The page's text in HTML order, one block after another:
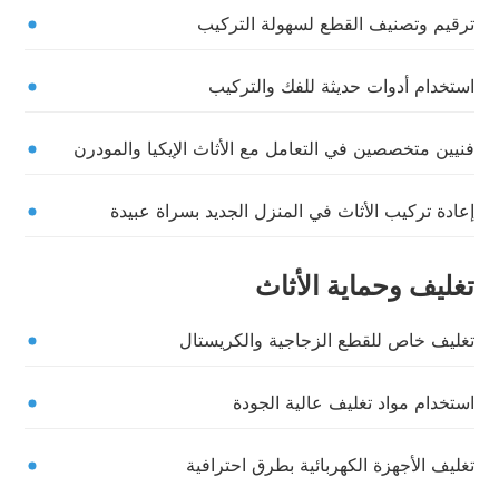
ترقيم وتصنيف القطع لسهولة التركيب
استخدام أدوات حديثة للفك والتركيب
فنيين متخصصين في التعامل مع الأثاث الإيكيا والمودرن
إعادة تركيب الأثاث في المنزل الجديد بسراة عبيدة
تغليف وحماية الأثاث
تغليف خاص للقطع الزجاجية والكريستال
استخدام مواد تغليف عالية الجودة
تغليف الأجهزة الكهربائية بطرق احترافية